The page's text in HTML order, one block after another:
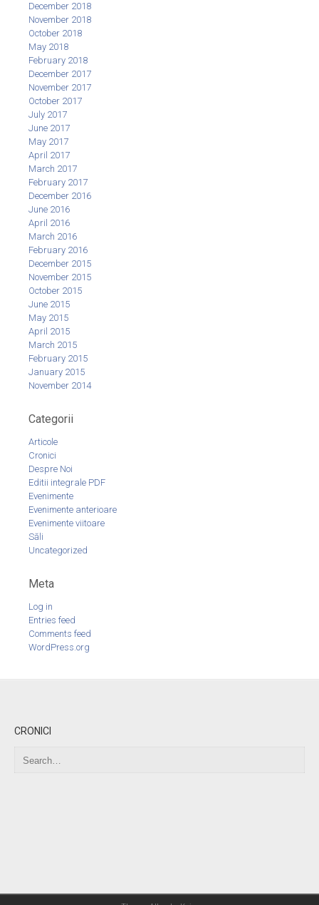
December 2018
November 2018
October 2018
May 2018
February 2018
December 2017
November 2017
October 2017
July 2017
June 2017
May 2017
April 2017
March 2017
February 2017
December 2016
June 2016
April 2016
March 2016
February 2016
December 2015
November 2015
October 2015
June 2015
May 2015
April 2015
March 2015
February 2015
January 2015
November 2014
Categorii
Articole
Cronici
Despre Noi
Editii integrale PDF
Evenimente
Evenimente anterioare
Evenimente viitoare
Săli
Uncategorized
Meta
Log in
Entries feed
Comments feed
WordPress.org
CRONICI